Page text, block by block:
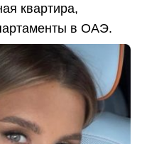
квартира,
в ОАЭ.